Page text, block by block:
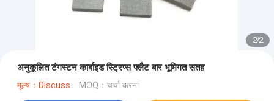
2/2
अनुकूलित टंगस्टन कार्बाइड स्ट्रिप्स फ्लैट बार भूमिगत सतह
मूल्य：Discuss MOQ：चर्चा करना